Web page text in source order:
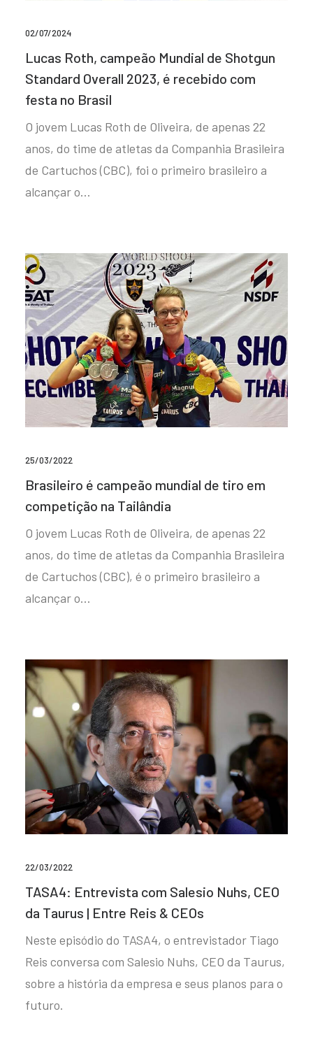
02/07/2024
Lucas Roth, campeão Mundial de Shotgun
Standard Overall 2023, é recebido com
festa no Brasil
O jovem Lucas Roth de Oliveira, de apenas 22
anos, do time de atletas da Companhia Brasileira
de Cartuchos (CBC), foi o primeiro brasileiro a
alcançar o…
25/03/2022
Brasileiro é campeão mundial de tiro em
competição na Tailândia
O jovem Lucas Roth de Oliveira, de apenas 22
anos, do time de atletas da Companhia Brasileira
de Cartuchos (CBC), é o primeiro brasileiro a
alcançar o…
22/03/2022
TASA4: Entrevista com Salesio Nuhs, CEO
da Taurus | Entre Reis & CEOs
Neste episódio do TASA4, o entrevistador Tiago
Reis conversa com Salesio Nuhs, CEO da Taurus,
sobre a história da empresa e seus planos para o
futuro.